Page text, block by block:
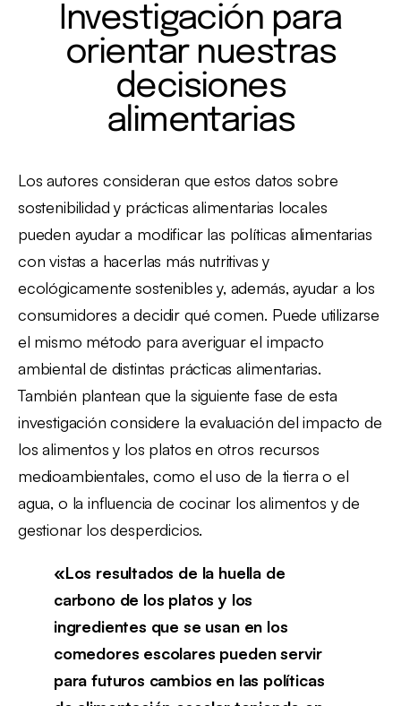
Investigación para
orientar nuestras
decisiones
alimentarias
Los autores consideran que estos datos sobre
sostenibilidad y prácticas alimentarias locales
pueden ayudar a modificar las políticas alimentarias
con vistas a hacerlas más nutritivas y
ecológicamente sostenibles y, además, ayudar a los
consumidores a decidir qué comen. Puede utilizarse
el mismo método para averiguar el impacto
ambiental de distintas prácticas alimentarias.
También plantean que la siguiente fase de esta
investigación considere la evaluación del impacto de
los alimentos y los platos en otros recursos
medioambientales, como el uso de la tierra o el
agua, o la influencia de cocinar los alimentos y de
gestionar los desperdicios.
«Los resultados de la huella de
carbono de los platos y los
ingredientes que se usan en los
comedores escolares pueden servir
para futuros cambios en las políticas